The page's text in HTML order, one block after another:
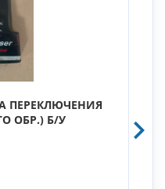
ПЕРЕКЛЮЧЕНИЯ
ОБР.) Б/У